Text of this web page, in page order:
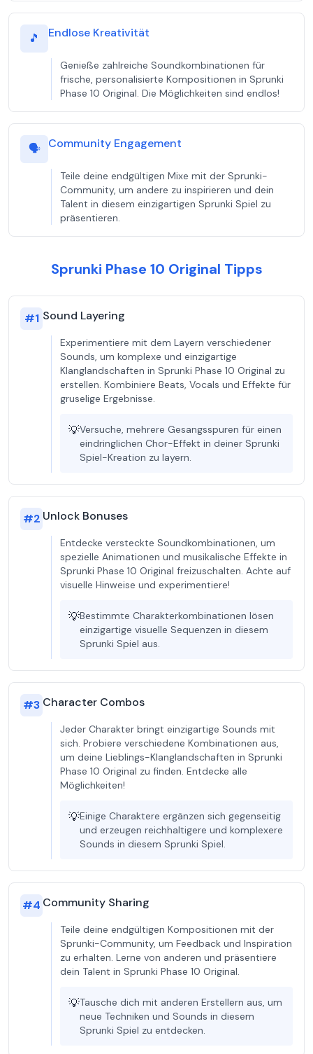
🎵 Endlose Kreativität
Genieße zahlreiche Soundkombinationen für
frische, personalisierte Kompositionen in Sprunki
Phase 10 Original. Die Möglichkeiten sind endlos!
🗣️ Community Engagement
Teile deine endgültigen Mixe mit der Sprunki-
Community, um andere zu inspirieren und dein
Talent in diesem einzigartigen Sprunki Spiel zu
präsentieren.
Sprunki Phase 10 Original Tipps
#1 Sound Layering
Experimentiere mit dem Layern verschiedener
Sounds, um komplexe und einzigartige
Klanglandschaften in Sprunki Phase 10 Original zu
erstellen. Kombiniere Beats, Vocals und Effekte für
gruselige Ergebnisse.
💡Versuche, mehrere Gesangsspuren für einen
eindringlichen Chor-Effekt in deiner Sprunki
Spiel-Kreation zu layern.
#2 Unlock Bonuses
Entdecke versteckte Soundkombinationen, um
spezielle Animationen und musikalische Effekte in
Sprunki Phase 10 Original freizuschalten. Achte auf
visuelle Hinweise und experimentiere!
💡Bestimmte Charakterkombinationen lösen
einzigartige visuelle Sequenzen in diesem
Sprunki Spiel aus.
#3 Character Combos
Jeder Charakter bringt einzigartige Sounds mit
sich. Probiere verschiedene Kombinationen aus,
um deine Lieblings-Klanglandschaften in Sprunki
Phase 10 Original zu finden. Entdecke alle
Möglichkeiten!
💡Einige Charaktere ergänzen sich gegenseitig
und erzeugen reichhaltigere und komplexere
Sounds in diesem Sprunki Spiel.
#4 Community Sharing
Teile deine endgültigen Kompositionen mit der
Sprunki-Community, um Feedback und Inspiration
zu erhalten. Lerne von anderen und präsentiere
dein Talent in Sprunki Phase 10 Original.
💡Tausche dich mit anderen Erstellern aus, um
neue Techniken und Sounds in diesem
Sprunki Spiel zu entdecken.